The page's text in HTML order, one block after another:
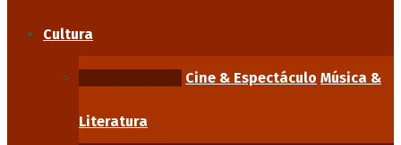
Cultura
Cine & Espectáculo Música &
Literatura